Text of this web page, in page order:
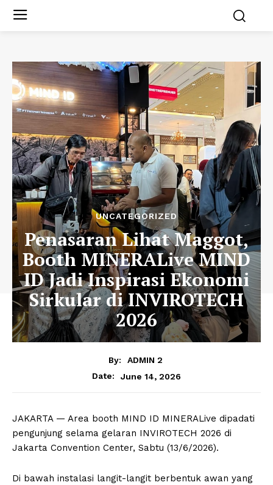
UNCATEGORIZED
Penasaran Lihat Maggot,
Booth MINERALive MIND
ID Jadi Inspirasi Ekonomi
Sirkular di INVIROTECH
2026
By:
ADMIN 2
Date:
June 14, 2026
JAKARTA — Area booth MIND ID MINERALive dipadati
pengunjung selama gelaran INVIROTECH 2026 di
Jakarta Convention Center, Sabtu (13/6/2026).
Di bawah instalasi langit-langit berbentuk awan yang